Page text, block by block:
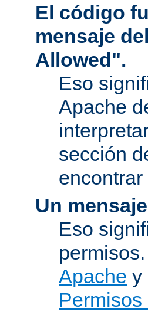
El código
mensaje
Allowed".
Eso
Apache
sección
Un
Eso
Apache y